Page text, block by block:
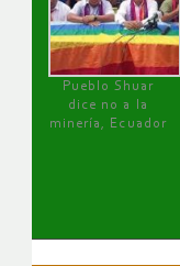
Pueblo Shuar
dice no a la
minería, Ecuador